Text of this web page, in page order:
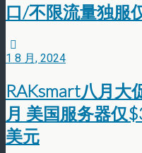
口/不限流量独服
1 8 月, 2024
RAKsmart八月大
月 美国服务器仅
美元